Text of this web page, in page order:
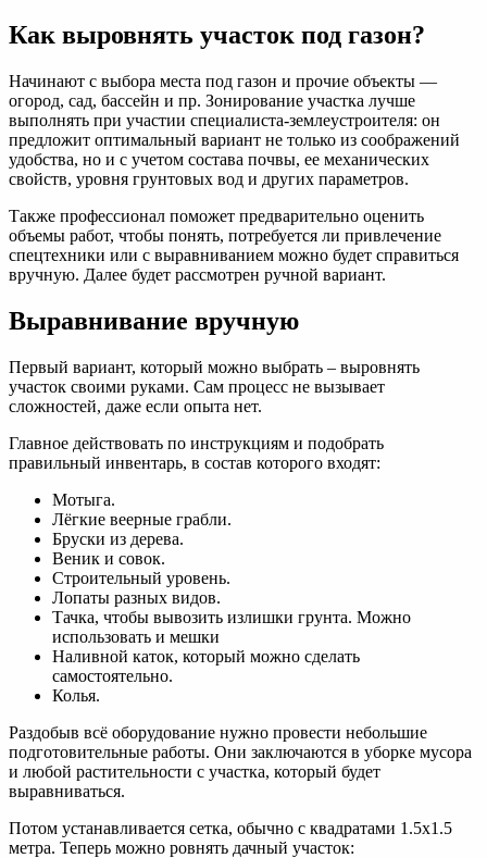
Как выровнять участок под газон?
Начинают с выбора места под газон и прочие объекты —
огород, сад, бассейн и пр. Зонирование участка лучше
выполнять при участии специалиста-землеустроителя: он
предложит оптимальный вариант не только из соображений
удобства, но и с учетом состава почвы, ее механических
свойств, уровня грунтовых вод и других параметров.
Также профессионал поможет предварительно оценить
объемы работ, чтобы понять, потребуется ли привлечение
спецтехники или с выравниванием можно будет справиться
вручную. Далее будет рассмотрен ручной вариант.
Выравнивание вручную
Первый вариант, который можно выбрать – выровнять
участок своими руками. Сам процесс не вызывает
сложностей, даже если опыта нет.
Главное действовать по инструкциям и подобрать
правильный инвентарь, в состав которого входят:
Мотыга.
Лёгкие веерные грабли.
Бруски из дерева.
Веник и совок.
Строительный уровень.
Лопаты разных видов.
Тачка, чтобы вывозить излишки грунта. Можно
использовать и мешки
Наливной каток, который можно сделать
самостоятельно.
Колья.
Раздобыв всё оборудование нужно провести небольшие
подготовительные работы. Они заключаются в уборке мусора
и любой растительности с участка, который будет
выравниваться.
Потом устанавливается сетка, обычно с квадратами 1.5х1.5
метра. Теперь можно ровнять дачный участок: